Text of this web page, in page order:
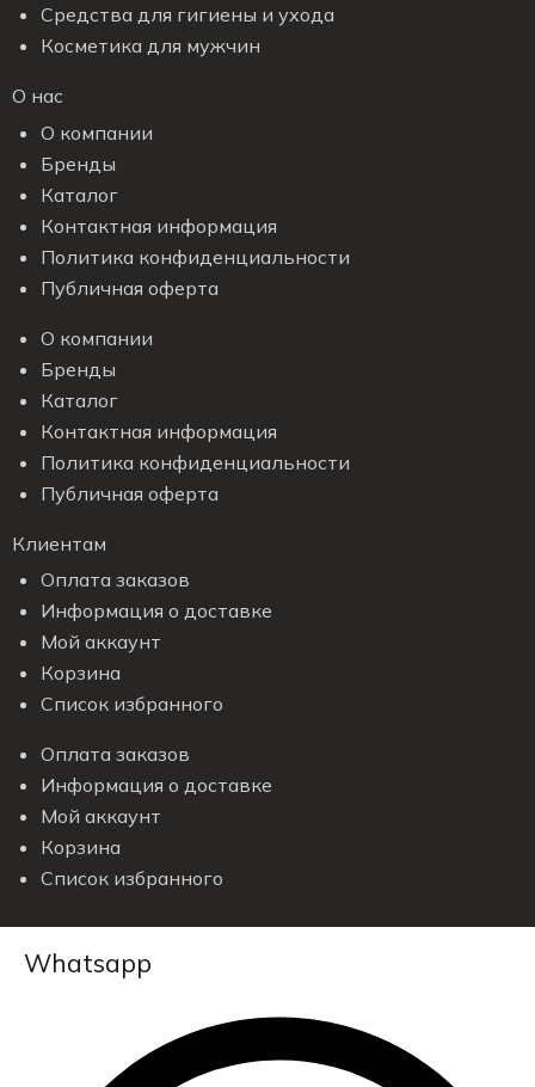
Средства для гигиены и ухода
Косметика для мужчин
О нас
О компании
Бренды
Каталог
Контактная информация
Политика конфиденциальности
Публичная оферта
О компании
Бренды
Каталог
Контактная информация
Политика конфиденциальности
Публичная оферта
Клиентам
Оплата заказов
Информация о доставке
Мой аккаунт
Корзина
Список избранного
Оплата заказов
Информация о доставке
Мой аккаунт
Корзина
Список избранного
Whatsapp